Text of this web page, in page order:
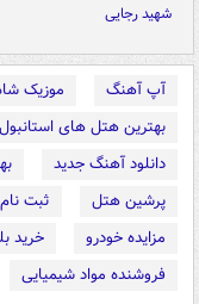
شهید رجایی
آپ آهنگ موزیک
بهترین هتل های استانبول
دانلود آهنگ جدید
پرشین هتل
ثبت
مزایده خودرو
خرید
فروشنده مواد شیمیایی